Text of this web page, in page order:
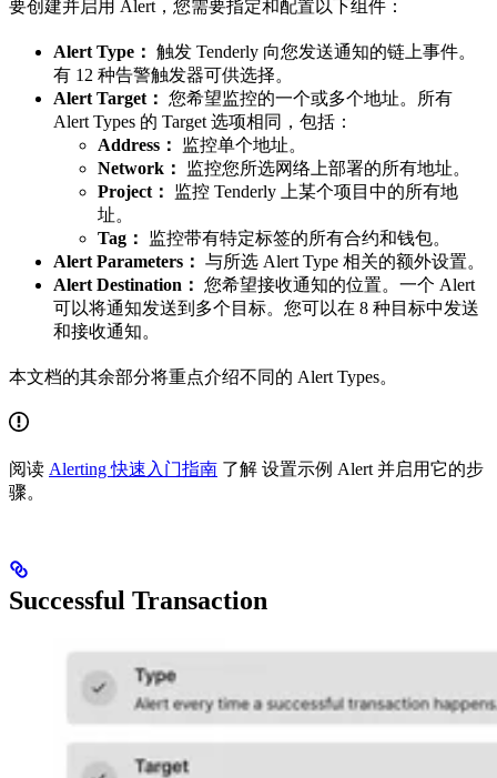
要创建并启用 Alert，您需要指定和配置以下组件：
Alert Type： 触发 Tenderly 向您发送通知的链上事件。
有 12 种告警触发器可供选择。
Alert Target： 您希望监控的一个或多个地址。所有
Alert Types 的 Target 选项相同，包括：
Address：
监控单个地址。
Network：
监控您所选网络上部署的所有地址。
Project：
监控 Tenderly 上某个项目中的所有地
址。
Tag：
监控带有特定标签的所有合约和钱包。
Alert Parameters： 与所选 Alert Type 相关的额外设置。
Alert Destination： 您希望接收通知的位置。一个 Alert
可以将通知发送到多个目标。您可以在 8 种目标中发送
和接收通知。
本文档的其余部分将重点介绍不同的 Alert Types。
阅读 Alerting 快速入门指南 了解 设置示例 Alert 并启用它的步
骤。
Successful Transaction